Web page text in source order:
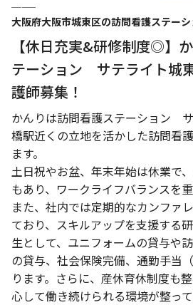
大阪府大阪市城東区の訪問看護ステー
【休日充実&研修制度◎】
テーション サテライト城
護師募集！
かんりは訪問看護ステーション
橋駅近くの立地を活かした訪問看
ます。
土日祝やお盆、年末年始は休業で
もあり、ワークライフバランスを重
また、社内では定期的なカンファ
ており、スキルアップを支援する
生として、ユニフォームの貸与や
の貸与、社会保険完備、通勤手当
ります。さらに、産休育休制度も
心して働き続けられる環境が整って